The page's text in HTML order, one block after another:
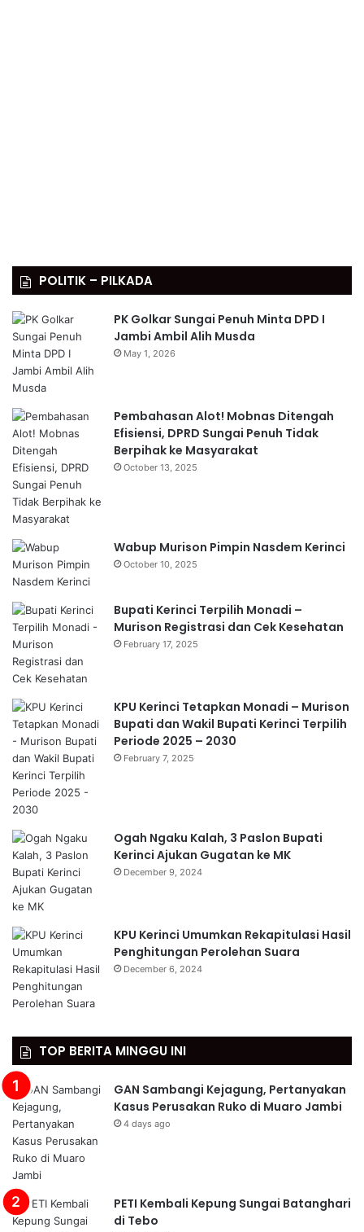
POLITIK – PILKADA
PK Golkar Sungai Penuh Minta DPD I
Jambi Ambil Alih Musda
May 1, 2026
Pembahasan Alot! Mobnas Ditengah
Efisiensi, DPRD Sungai Penuh Tidak
Berpihak ke Masyarakat
October 13, 2025
Wabup Murison Pimpin Nasdem Kerinci
October 10, 2025
Bupati Kerinci Terpilih Monadi –
Murison Registrasi dan Cek Kesehatan
February 17, 2025
KPU Kerinci Tetapkan Monadi – Murison
Bupati dan Wakil Bupati Kerinci Terpilih
Periode 2025 – 2030
February 7, 2025
Ogah Ngaku Kalah, 3 Paslon Bupati
Kerinci Ajukan Gugatan ke MK
December 9, 2024
KPU Kerinci Umumkan Rekapitulasi Hasil
Penghitungan Perolehan Suara
December 6, 2024
TOP BERITA MINGGU INI
GAN Sambangi Kejagung, Pertanyakan
Kasus Perusakan Ruko di Muaro Jambi
4 days ago
PETI Kembali Kepung Sungai Batanghari
di Tebo